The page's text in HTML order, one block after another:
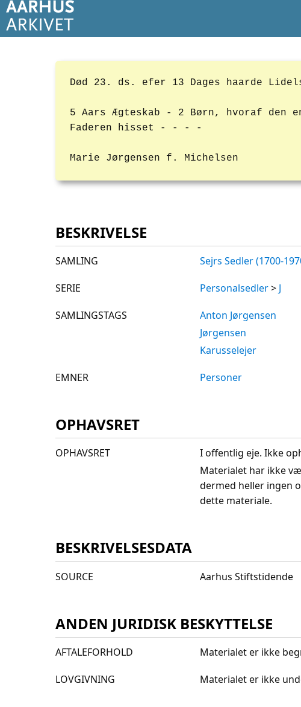
Død 23. ds. efer 13 Dages haarde
5 Aars Ægteskab - 2 Børn, hvoraf den
Faderen hisset - - - -
Marie Jørgensen f. Michelsen
BESKRIVELSE
SAMLING Sejrs Sedler (1700-
SERIE Personalsedler> J
SAMLINGSTAGS
Anton Jørgensen
Jørgensen
Karusselejer
EMNER Personer
OPHAVSRET
OPHAVSRET
I offentlig eje. Ikke
Materialet har ikke
dermed heller ingen
dette materiale.
BESKRIVELSESDATA
SOURCE Aarhus Stiftstidende
ANDEN JURIDISK BESKYTTELSE
AFTALEFORHOLD Materialet er ikke
LOVGIVNING Materialet er ikke